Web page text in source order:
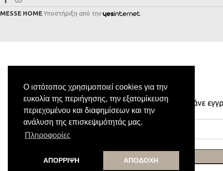
Ο ιστότοπος χρησιμοποιεί cookies για την
ευκολία της περιήγησης, την εξατομίκευση
περιεχομένου και διαφημίσεων και την
ανάλυση της επισκεψιμότητάς μας.
Πληροφορίες
ΑΠΟΡΡΙΨΗ ΑΠΟΔΟΧΗ
MESSE HOME Υποστήριξη από την
Κάνε